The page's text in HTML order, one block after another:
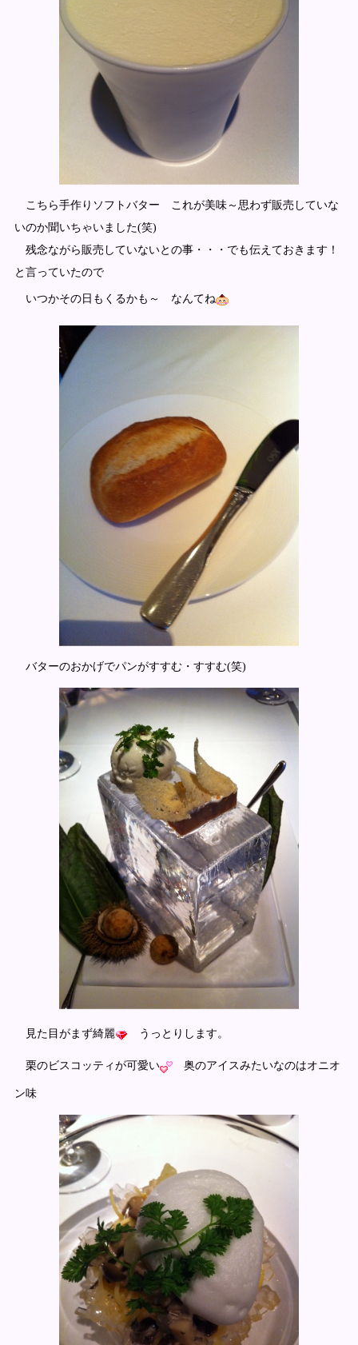
こちら手作りソフトバター これが美味～思わず販売していな
いのか聞いちゃいました(笑)
残念ながら販売していないとの事・・・でも伝えておきます！
と言っていたので
いつかその日もくるかも～ なんてね
バターのおかげでパンがすすむ・すすむ(笑)
見た目がまず綺麗 うっとりします。
栗のビスコッティが可愛い 奥のアイスみたいなのはオニオ
ン味